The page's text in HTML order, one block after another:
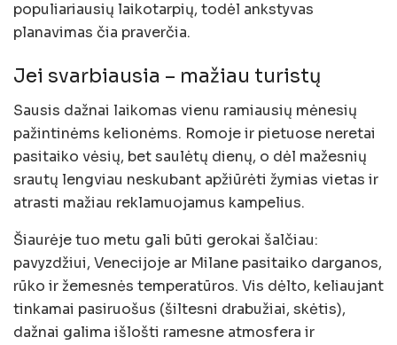
populiariausių laikotarpių, todėl ankstyvas
planavimas čia praverčia.
Jei svarbiausia – mažiau turistų
Sausis dažnai laikomas vienu ramiausių mėnesių
pažintinėms kelionėms. Romoje ir pietuose neretai
pasitaiko vėsių, bet saulėtų dienų, o dėl mažesnių
srautų lengviau neskubant apžiūrėti žymias vietas ir
atrasti mažiau reklamuojamus kampelius.
Šiaurėje tuo metu gali būti gerokai šalčiau:
pavyzdžiui, Venecijoje ar Milane pasitaiko darganos,
rūko ir žemesnės temperatūros. Vis dėlto, keliaujant
tinkamai pasiruošus (šiltesni drabužiai, skėtis),
dažnai galima išlošti ramesne atmosfera ir